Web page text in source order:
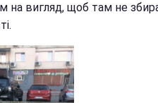
на вигляд, щоб там не